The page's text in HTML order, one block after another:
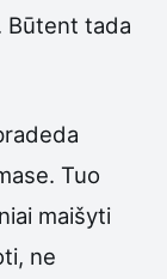
Būtent tada
Tuo
maišyti
ne